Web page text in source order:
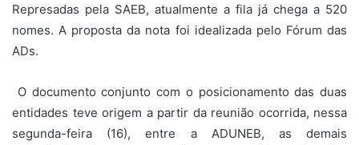
Represadas pela SAEB, atualmente a fila já chega a 520
nomes. A proposta da nota foi idealizada pelo Fórum das
ADs.
O documento conjunto com o posicionamento das duas
entidades teve origem a partir da reunião ocorrida, nessa
segunda-feira (16), entre a ADUNEB, as demais